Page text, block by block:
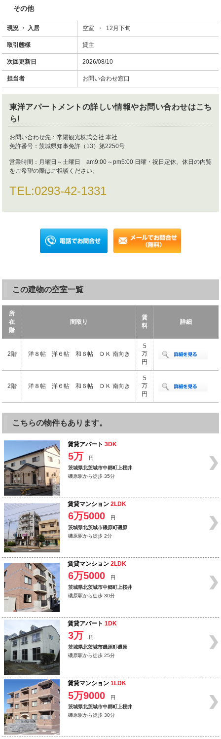
その他
現況 ・ 入居 空室 ・ 12月下旬
取引態様 貸主
次回更新日 2026/08/10
担当者 お問い合わせ窓口
東洋アパートメント の詳しい情報やお問い合わせはこち
ら!
お問い合わせ先： 常陽観光株式会社 本社
免許番号： 茨城県知事免許（13）第2250号
営業時間： 月曜日～土曜日 am9:00～pm5:00 日曜・祝日定休。休日の内覧
をご希望の際はご相談ください。
TEL:0293-42-1331
この建物の空室一覧
所
在
階
間取り
賃
料
詳細
2階 洋８帖 洋６帖 和６帖 ＤＫ 南向き
5
万
円
2階 洋８帖 洋６帖 和６帖 ＤＫ 南向き
5
万
円
こちらの物件もあります。
賃貸アパート 3DK
5万
円
茨城県北茨城市中郷町上桜井
磯原駅から徒歩 35分
賃貸マンション 2LDK
6万5000
円
茨城県北茨城市磯原町磯原
磯原駅から徒歩 2分
賃貸マンション 2LDK
6万5000
円
茨城県北茨城市中郷町上桜井
磯原駅から徒歩 30分
賃貸アパート 1DK
3万
円
茨城県北茨城市磯原町磯原
磯原駅から徒歩 25分
賃貸マンション 1LDK
5万9000
円
茨城県北茨城市中郷町上桜井
磯原駅から徒歩 30分